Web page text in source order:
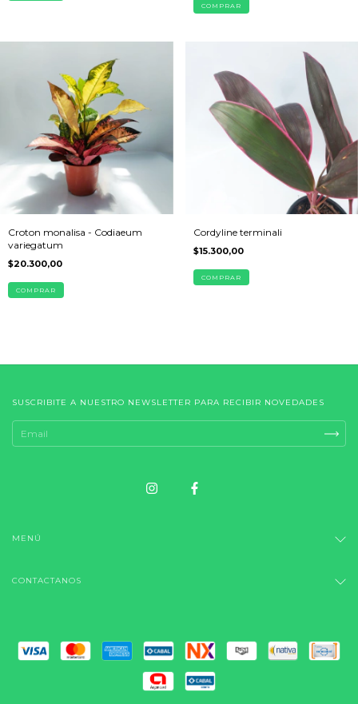
COMPRAR
Croton monalisa - Codiaeum
variegatum
$20.300,00
COMPRAR
Cordyline terminali
$15.300,00
COMPRAR
SUSCRIBITE A NUESTRO NEWSLETTER PARA RECIBIR NOVEDADES
MENÚ
CONTACTANOS